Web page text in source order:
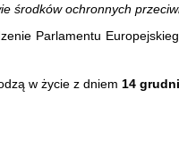
środków ochronnych
Parlamentu
w życie z dniem 14